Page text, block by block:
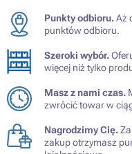
Punkty odbioru.Aż
punktów odbioru.
Szeroki wybór.
więcej niż tylko
Masz z nami czas.
zwrócić towar w
Nagrodzimy Cię.
zakup otrzymasz